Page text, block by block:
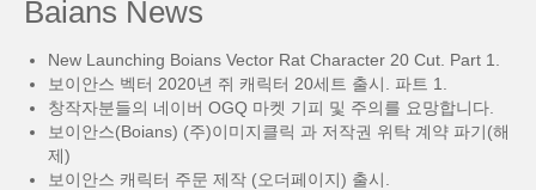
Baians News
New Launching Boians Vector Rat Character 20 Cut. Part 1.
보이안스 벡터 2020년 쥐 캐릭터 20세트 출시. 파트 1.
창작자분들의 네이버 OGQ 마켓 기피 및 주의를 요망합니다.
보이안스(Boians) (주)이미지클릭 과 저작권 위탁 계약 파기(해
제)
보이안스 캐릭터 주문 제작 (오더페이지) 출시.